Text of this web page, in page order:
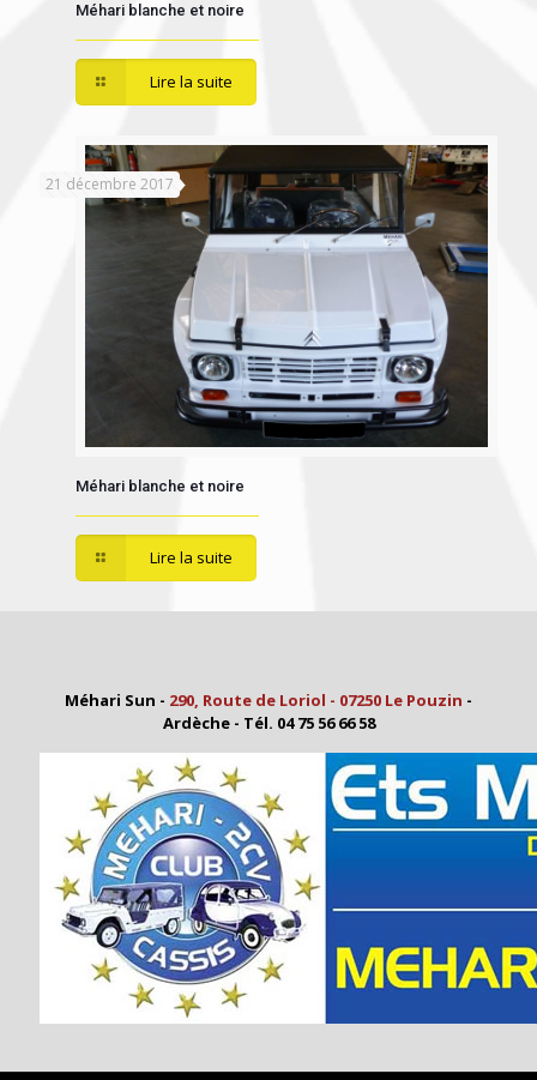
Méhari blanche et noire
Lire la suite
21 décembre 2017
Méhari blanche et noire
Lire la suite
Méhari Sun - 290, Route de Loriol - 07250 Le Pouzin -
Ardèche - Tél. 04 75 56 66 58